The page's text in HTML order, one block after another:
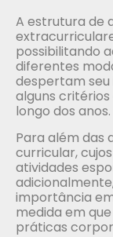
A estrutura de
possibilitando
diferentes
despertam
alguns
longo dos anos.
Para além das
curricular,
atividades
importância
medida em
práticas